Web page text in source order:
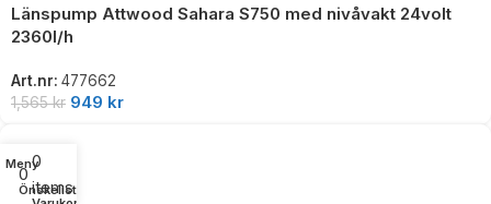
Länspump Attwood Sahara S750 med nivåvakt 24volt
2360l/h
Art.nr: 477662
1,565kr 949 kr
Meny
0
Önskelista
0
items